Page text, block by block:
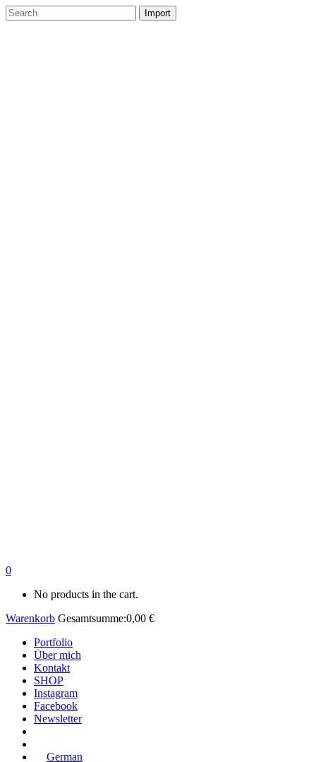
0
No products in the cart.
Warenkorb Gesamtsumme:0,00 €
Portfolio
Über mich
Kontakt
SHOP
Instagram
Facebook
Newsletter
German